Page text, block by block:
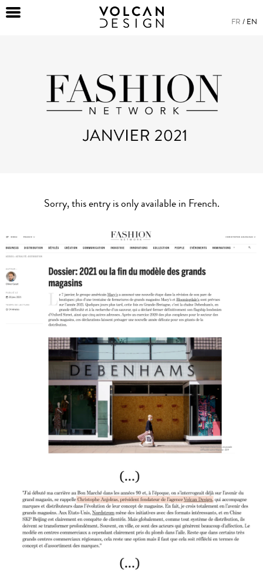
FR EN
Sorry, this entry is only available in French.